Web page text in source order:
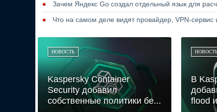
Зачем Яндекс Go создал отдельный язык для
Что на самом деле видят провайдер, VPN-
НОВОСТЬ
Kaspersky Container
Security добавил
собственные политики бе...
В
flood